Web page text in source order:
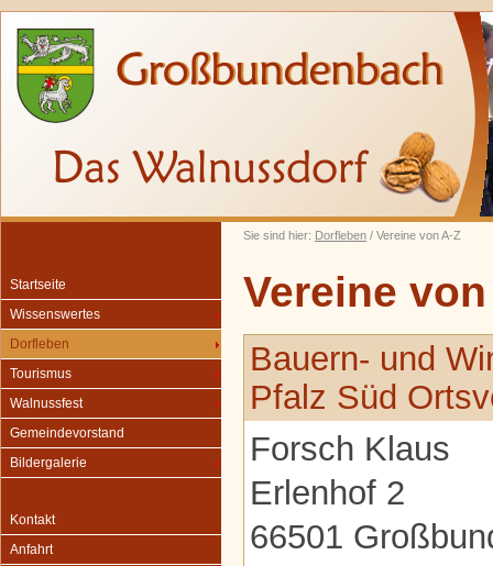
Sie sind hier: Dorfleben / Vereine von A-Z
Startseite
Wissenswertes
Dorfleben
Tourismus
Walnussfest
Gemeindevorstand
Bildergalerie
Kontakt
Anfahrt
Vereine
Bauern- und
Pfalz Süd
Forsch Klaus
Erlenhof 2
66501